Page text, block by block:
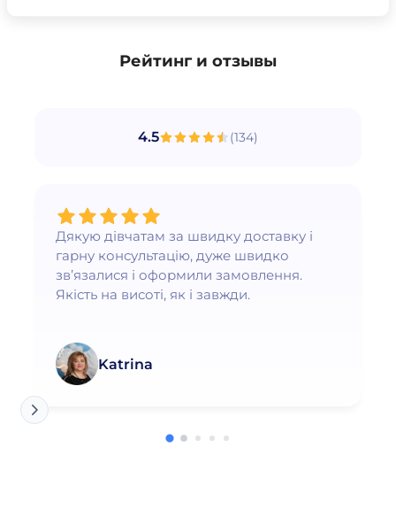
Рейтинг и отзывы
4.5 (134)
Дякую дівчатам за швидку доставку і
гарну консультацію, дуже швидко
зв’язалися і оформили замовлення.
Якість на висоті, як і завжди.
Katrina